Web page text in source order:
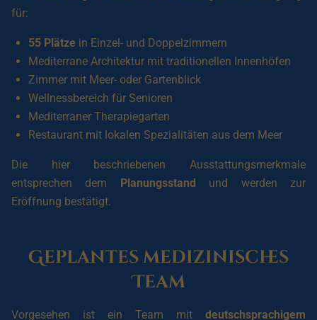
für:
55 Plätze in Einzel- und Doppelzimmern
Mediterrane Architektur mit traditionellen Innenhöfen
Zimmer mit Meer- oder Gartenblick
Wellnessbereich für Senioren
Mediterraner Therapiegarten
Restaurant mit lokalen Spezialitäten aus dem Meer
Die hier beschriebenen Ausstattungsmerkmale
entsprechen dem Planungsstand und werden zur
Eröffnung bestätigt.
Geplantes medizinisches
Team
Vorgesehen ist ein Team mit deutschsprachigem